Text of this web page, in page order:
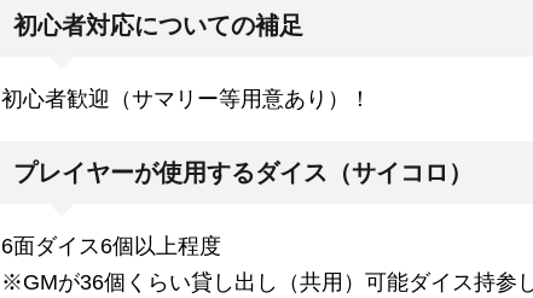
初心者対応についての補足
初心者歓迎（サマリー等用意あり）！
プレイヤーが使用するダイス（サイコロ）
6面ダイス6個以上程度
※GMが36個くらい貸し出し（共用）可能ダイス持参